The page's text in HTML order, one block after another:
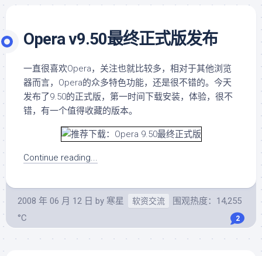
Opera v9.50最终正式版发布
一直很喜欢Opera，关注也就比较多，相对于其他浏览
器而言，Opera的众多特色功能，还是很不错的。今天
发布了9.50的正式版，第一时间下载安装，体验，很不
错，有一个值得收藏的版本。
Continue reading...
2008 年 06 月 12 日 by 寒星 软资交流
围观热度：14,255
°C
2